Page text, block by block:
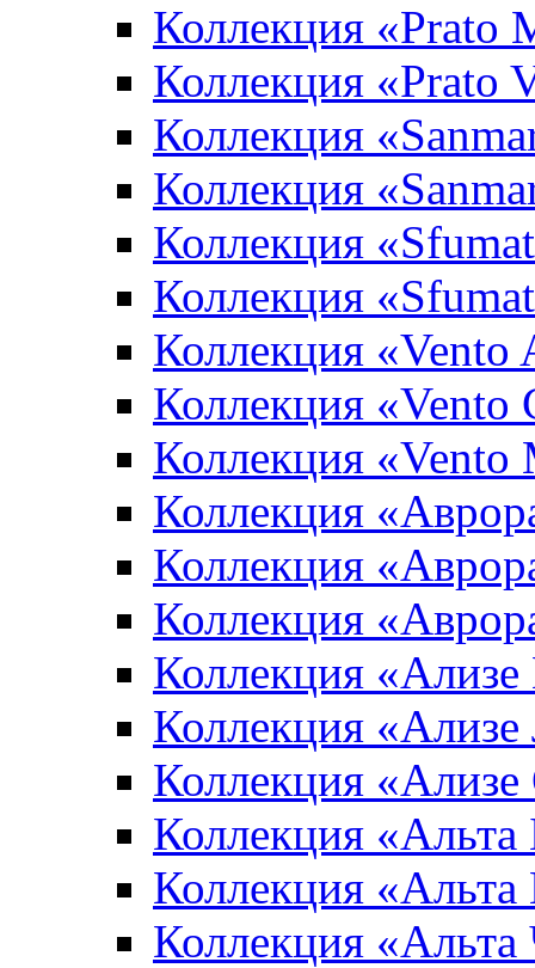
Коллекция «Prato
Коллекция «Prato
Коллекция
Коллекция
Коллекция
Коллекция
Коллекция «Vento
Коллекция «Vento
Коллекция «Vento
Коллекция
Коллекция
Коллекция
Коллекция
Коллекция
Коллекция
Коллекция «Альта
Коллекция
Коллекция «Альта